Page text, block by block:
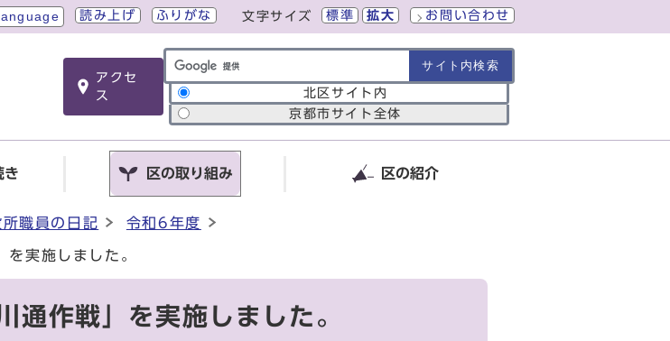
読み上げ ふりがな 文字サイズ 標準 拡大 お問い合わせ
アクセ
ス
サイト内検索の範囲
北区サイト内
京都市サイト全体
き 区の取り組み 区の紹介
所職員の日記 令和6年度
実施しました。
作戦」を実施しました。